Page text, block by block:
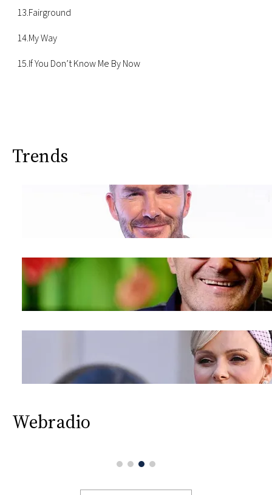
13.Fairground
14.My Way
15.If You Don’t Know Me By Now
Trends
Webradio